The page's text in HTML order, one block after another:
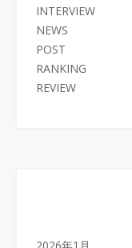
INTERVIEW
NEWS
POST
RANKING
REVIEW